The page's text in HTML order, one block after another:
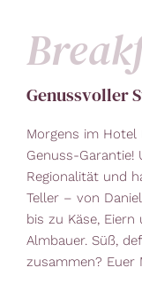
Genussvoller
Morgens im
Genuss-Garantie!
Regionalität und
Teller – von
bis zu Käse,
Almbauer. Süß,
zusammen? Euer